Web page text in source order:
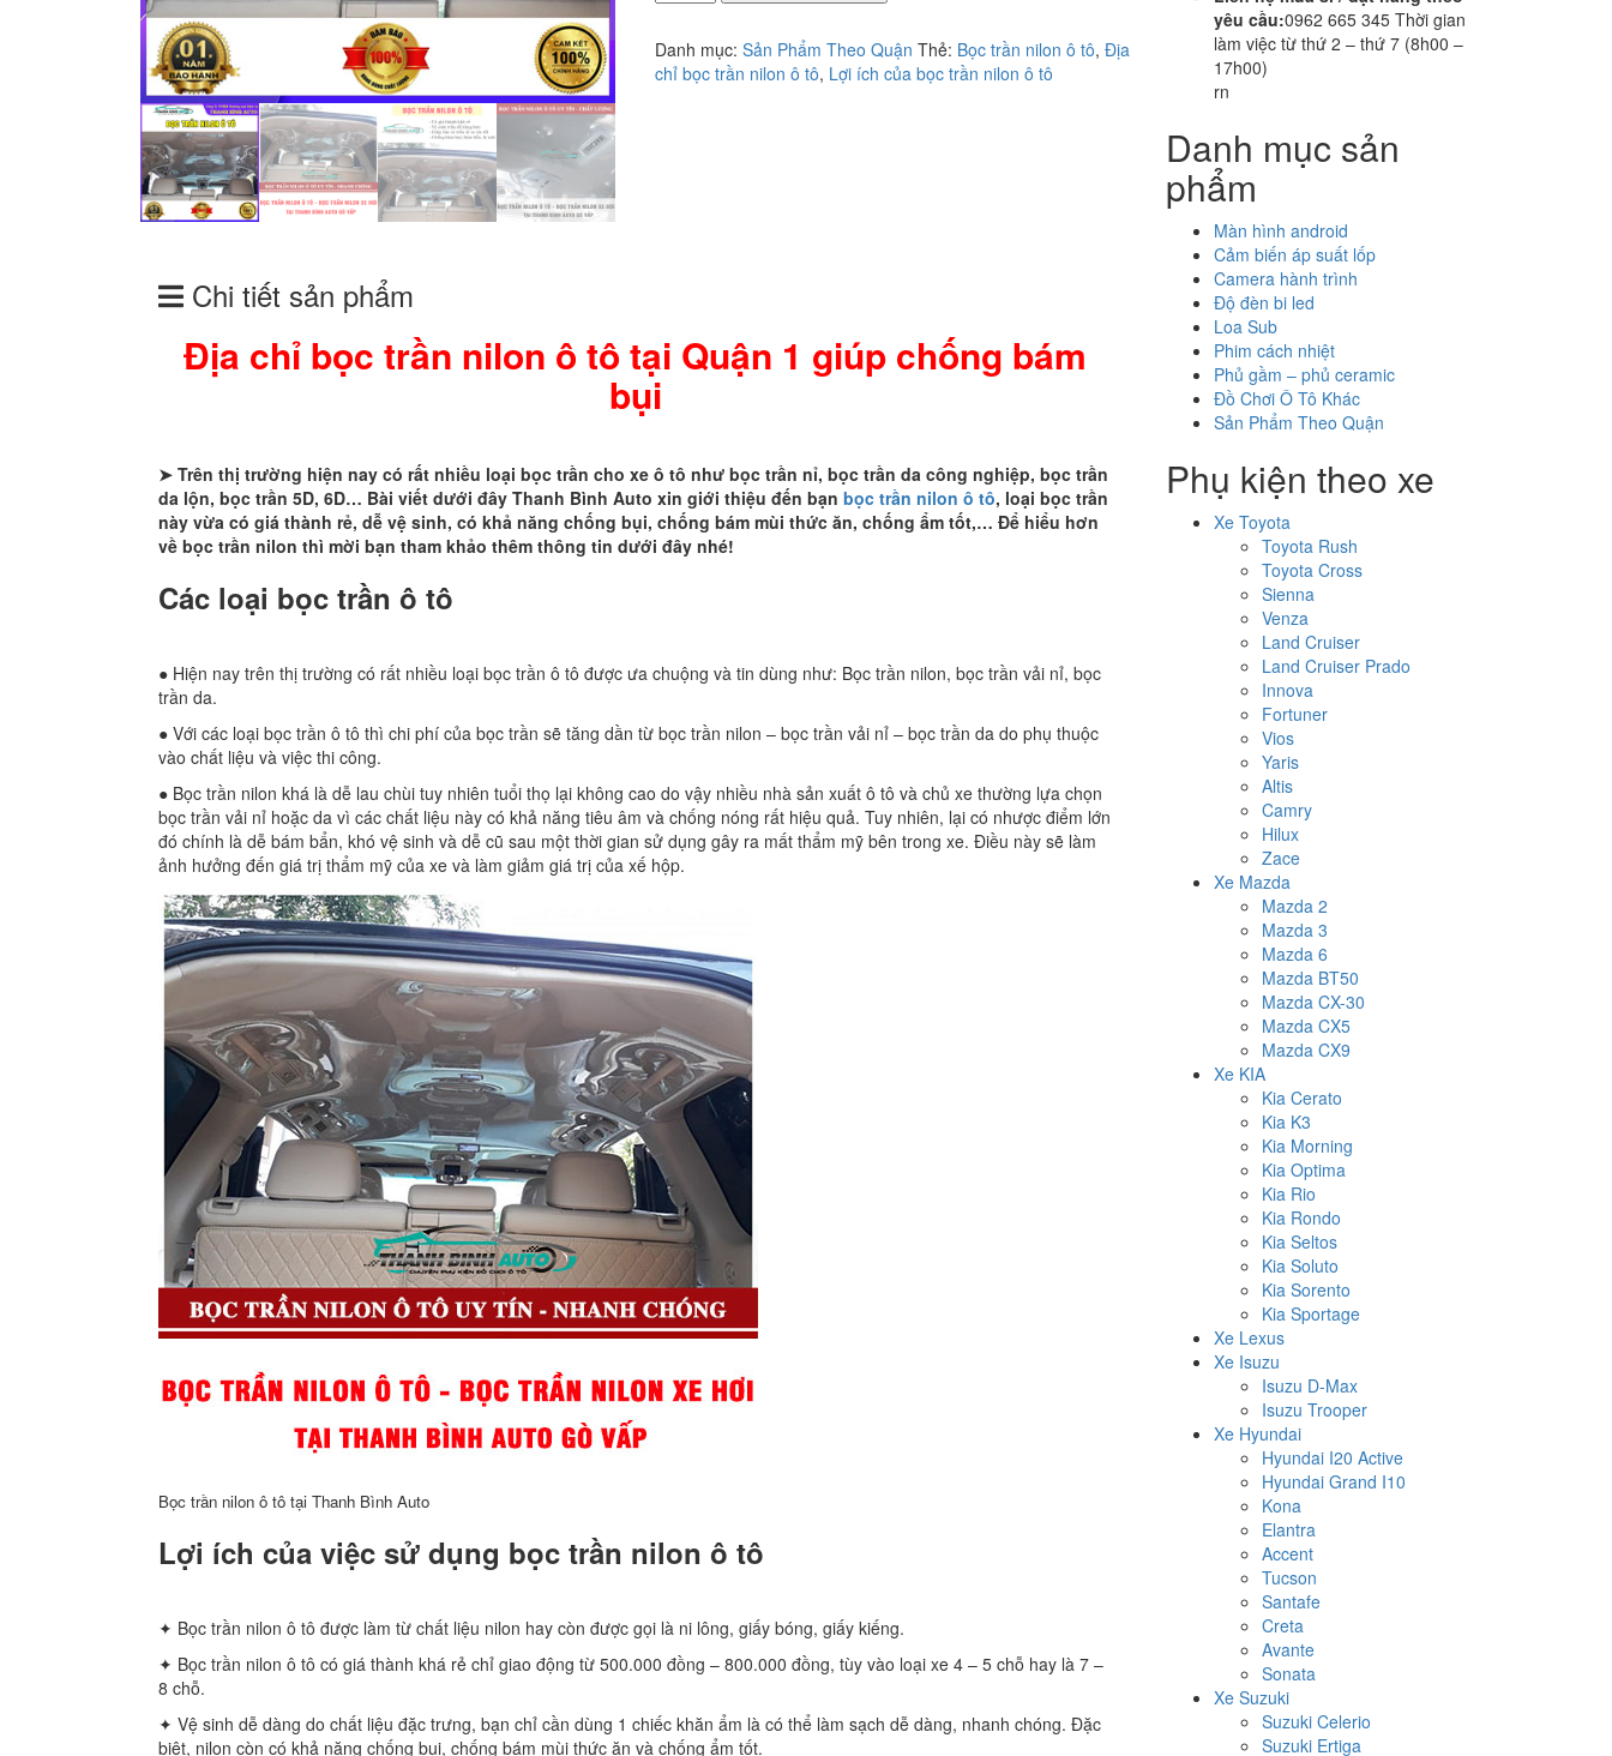
chỉ
trần
nilon
lượng
Danh mục: Sản Phẩm Theo Quận Thẻ: Bọc trần nilon ô tô, Địa
chỉ bọc trần nilon ô tô, Lợi ích của bọc trần nilon ô tô
Chi tiết sản phẩm
Địa chỉ bọc trần nilon ô tô tại Quận 1 giúp chống bám
bụi
➤ Trên thị trường hiện nay có rất nhiều loại bọc trần cho xe ô tô như bọc trần nỉ, bọc trần da công nghiệp, bọc trần
da lộn, bọc trần 5D, 6D… Bài viết dưới đây Thanh Bình Auto xin giới thiệu đến bạn bọc trần nilon ô tô, loại bọc trần
này vừa có giá thành rẻ, dễ vệ sinh, có khả năng chống bụi, chống bám mùi thức ăn, chống ẩm tốt,… Để hiểu hơn
về bọc trần nilon thì mời bạn tham khảo thêm thông tin dưới đây nhé!
Các loại bọc trần ô tô
● Hiện nay trên thị trường có rất nhiều loại bọc trần ô tô được ưa chuộng và tin dùng như: Bọc trần nilon, bọc trần vải nỉ, bọc
trần da.
● Với các loại bọc trần ô tô thì chi phí của bọc trần sẽ tăng dần từ bọc trần nilon – bọc trần vải nỉ – bọc trần da do phụ thuộc
vào chất liệu và việc thi công.
● Bọc trần nilon khá là dễ lau chùi tuy nhiên tuổi thọ lại không cao do vậy nhiều nhà sản xuất ô tô và chủ xe thường lựa chọn
bọc trần vải nỉ hoặc da vì các chất liệu này có khả năng tiêu âm và chống nóng rất hiệu quả. Tuy nhiên, lại có nhược điểm lớn
đó chính là dễ bám bẩn, khó vệ sinh và dễ cũ sau một thời gian sử dụng gây ra mất thẩm mỹ bên trong xe. Điều này sẽ làm
ảnh hưởng đến giá trị thẩm mỹ của xe và làm giảm giá trị của xế hộp.
Bọc trần nilon ô tô tại Thanh Bình Auto
Lợi ích của việc sử dụng bọc trần nilon ô tô
✦ Bọc trần nilon ô tô được làm từ chất liệu nilon hay còn được gọi là ni lông, giấy bóng, giấy kiếng.
✦ Bọc trần nilon ô tô có giá thành khá rẻ chỉ giao động từ 500.000 đồng – 800.000 đồng, tùy vào loại xe 4 – 5 chỗ hay là 7 –
8 chỗ.
✦ Vệ sinh dễ dàng do chất liệu đặc trưng, bạn chỉ cần dùng 1 chiếc khăn ẩm là có thể làm sạch dễ dàng, nhanh chóng. Đặc
biệt, nilon còn có khả năng chống bụi, chống bám mùi thức ăn và chống ẩm tốt.
yêu cầu:0962 665 345 Thời gian
làm việc từ thứ 2 – thứ 7 (8h00 –
17h00)
rn
Danh mục sản
phẩm
Màn hình android
Cảm biến áp suất lốp
Camera hành trình
Độ đèn bi led
Loa Sub
Phim cách nhiệt
Phủ gầm – phủ ceramic
Đồ Chơi Ô Tô Khác
Sản Phẩm Theo Quận
Phụ kiện theo xe
Xe Toyota
Toyota Rush
Toyota Cross
Sienna
Venza
Land Cruiser
Land Cruiser Prado
Innova
Fortuner
Vios
Yaris
Altis
Camry
Hilux
Zace
Xe Mazda
Mazda 2
Mazda 3
Mazda 6
Mazda BT50
Mazda CX-30
Mazda CX5
Mazda CX9
Xe KIA
Kia Cerato
Kia K3
Kia Morning
Kia Optima
Kia Rio
Kia Rondo
Kia Seltos
Kia Soluto
Kia Sorento
Kia Sportage
Xe Lexus
Xe Isuzu
Isuzu D-Max
Isuzu Trooper
Xe Hyundai
Hyundai I20 Active
Hyundai Grand I10
Kona
Elantra
Accent
Tucson
Santafe
Creta
Avante
Sonata
Xe Suzuki
Suzuki Celerio
Suzuki Ertiga